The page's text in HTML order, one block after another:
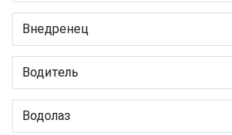
Внедренец
Водитель
Водолаз